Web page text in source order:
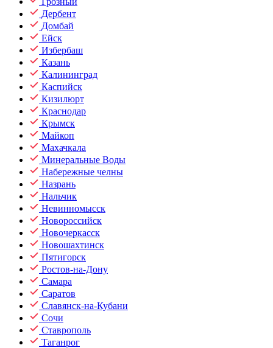
Дербент
Домбай
Ейск
Избербаш
Казань
Калининград
Каспийск
Кизилюрт
Краснодар
Крымск
Майкоп
Махачкала
Минеральные Воды
Набережные челны
Назрань
Нальчик
Невинномысск
Новороссийск
Новочеркасск
Новошахтинск
Пятигорск
Ростов-на-Дону
Самара
Саратов
Славянск-на-Кубани
Сочи
Ставрополь
Таганрог